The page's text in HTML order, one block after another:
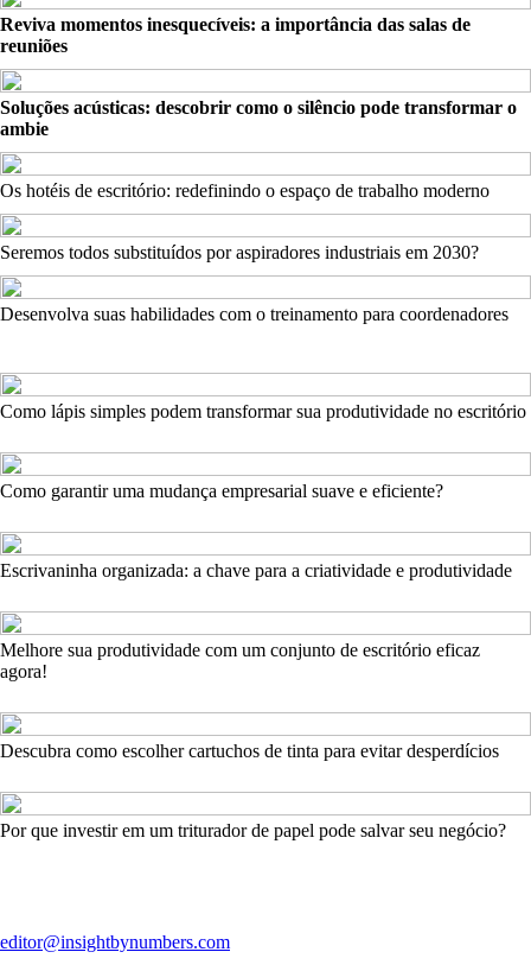
Reviva momentos inesquecíveis: a importância das salas de
reuniões
Soluções acústicas: descobrir como o silêncio pode transformar o
ambie
Os hotéis de escritório: redefinindo o espaço de trabalho moderno
Seremos todos substituídos por aspiradores industriais em 2030?
Desenvolva suas habilidades com o treinamento para coordenadores
Como lápis simples podem transformar sua produtividade no escritório
Como garantir uma mudança empresarial suave e eficiente?
Escrivaninha organizada: a chave para a criatividade e produtividade
Melhore sua produtividade com um conjunto de escritório eficaz
agora!
Descubra como escolher cartuchos de tinta para evitar desperdícios
Por que investir em um triturador de papel pode salvar seu negócio?
editor@insightbynumbers.com